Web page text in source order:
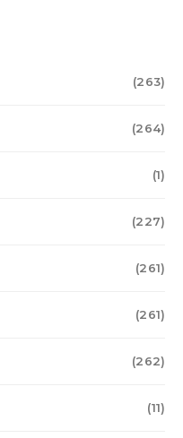
(263)
(264)
(1)
(227)
(261)
(261)
(262)
(11)